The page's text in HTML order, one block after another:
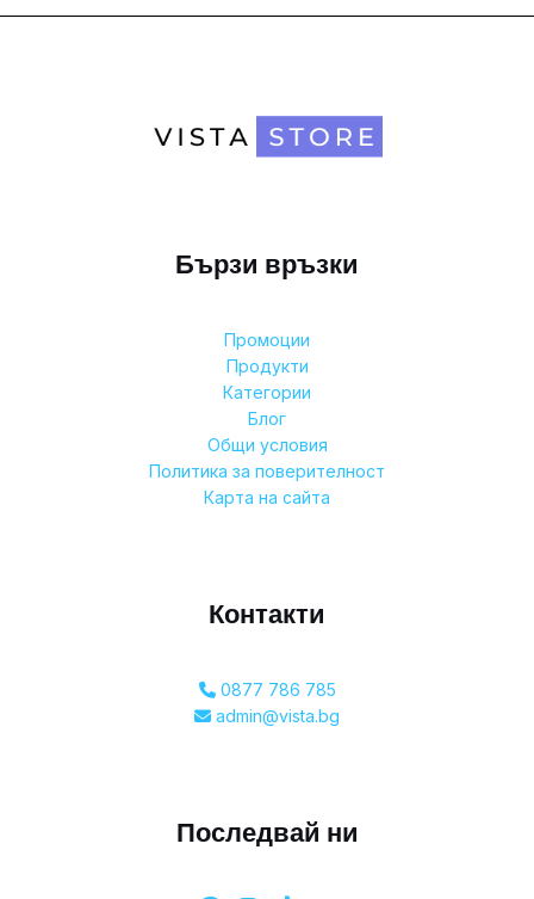
Бързи връзки
Промоции
Продукти
Категории
Блог
Общи условия
Политика за поверителност
Карта на сайта
Контакти
0877 786 785
admin@vista.bg
Последвай ни